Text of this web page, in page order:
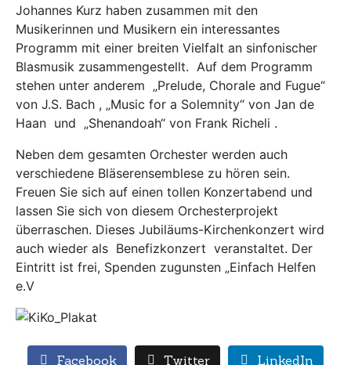
Johannes Kurz haben zusammen mit den
Musikerinnen und Musikern ein interessantes
Programm mit einer breiten Vielfalt an sinfonischer
Blasmusik zusammengestellt. Auf dem Programm
stehen unter anderem „Prelude, Chorale and Fugue“
von J.S. Bach , „Music for a Solemnity“ von Jan de
Haan und „Shenandoah“ von Frank Richeli .
Neben dem gesamten Orchester werden auch
verschiedene Bläserensemblese zu hören sein.
Freuen Sie sich auf einen tollen Konzertabend und
lassen Sie sich von diesem Orchesterprojekt
überraschen. Dieses Jubiläums-Kirchenkonzert wird
auch wieder als Benefizkonzert veranstaltet. Der
Eintritt ist frei, Spenden zugunsten „Einfach Helfen
e.V
Facebook Twitter LinkedIn